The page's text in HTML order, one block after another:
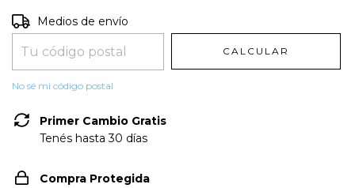
Entregas para el CP:
Medios de envío
CALCULAR
No sé mi código postal
Primer Cambio Gratis
Tenés hasta 30 días
Compra Protegida